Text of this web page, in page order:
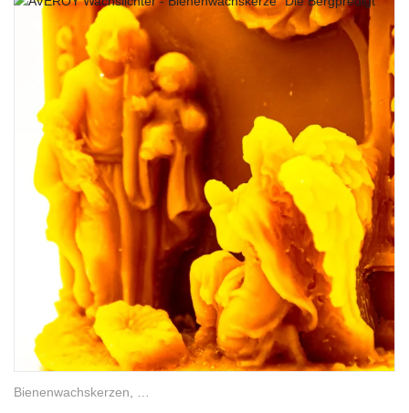
Bienenwachskerzen, Religiöse Wachslichter